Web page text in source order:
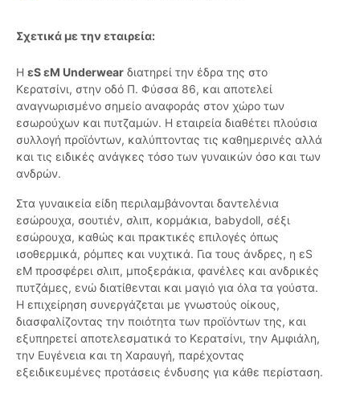
Σχετικά με την εταιρεία:
Η εS εM Underwear διατηρεί την έδρα της στο
Κερατσίνι, στην οδό Π. Φύσσα 86, και αποτελεί
αναγνωρισμένο σημείο αναφοράς στον χώρο των
εσωρούχων και πυτζαμών. Η εταιρεία διαθέτει πλούσια
συλλογή προϊόντων, καλύπτοντας τις καθημερινές αλλά
και τις ειδικές ανάγκες τόσο των γυναικών όσο και των
ανδρών.
Στα γυναικεία είδη περιλαμβάνονται δαντελένια
εσώρουχα, σουτιέν, σλιπ, κορμάκια, babydoll, σέξι
εσώρουχα, καθώς και πρακτικές επιλογές όπως
ισοθερμικά, ρόμπες και νυχτικά. Για τους άνδρες, η εS
εM προσφέρει σλιπ, μποξεράκια, φανέλες και ανδρικές
πυτζάμες, ενώ διατίθενται και μαγιό για όλα τα γούστα.
Η επιχείρηση συνεργάζεται με γνωστούς οίκους,
διασφαλίζοντας την ποιότητα των προϊόντων της, και
εξυπηρετεί αποτελεσματικά το Κερατσίνι, την Αμφιάλη,
την Ευγένεια και τη Χαραυγή, παρέχοντας
εξειδικευμένες προτάσεις ένδυσης για κάθε περίσταση.